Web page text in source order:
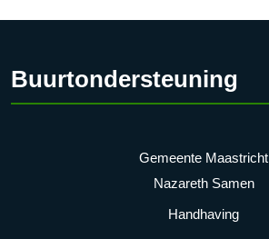
Buurtondersteuning
Gemeente Maastricht
Nazareth Samen
Handhaving